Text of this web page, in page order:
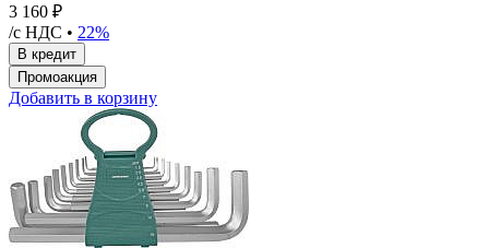
3 160 ₽
/с НДС • 22%
Добавить в корзину